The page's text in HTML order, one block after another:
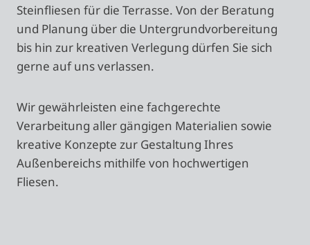
Steinfliesen für die Terrasse. Von der Beratung
und Planung über die Untergrundvorbereitung
bis hin zur kreativen Verlegung dürfen Sie sich
gerne auf uns verlassen.
Wir gewährleisten eine fachgerechte
Verarbeitung aller gängigen Materialien sowie
kreative Konzepte zur Gestaltung Ihres
Außenbereichs mithilfe von hochwertigen
Fliesen.